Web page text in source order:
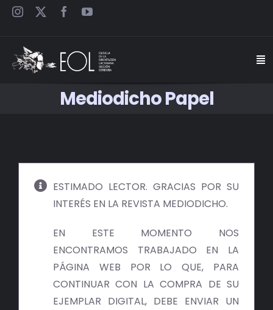
Saltar
JORNADAS
Mediodicho Papel
ESTIMADO LECTOR. GRACIAS POR SU
INTERÉS EN LA REVISTA MEDIODICHO.
EN ESTE MOMENTO NOS
ENCONTRAMOS TRABAJADO EN LA
PÁGINA WEB POR LO QUE, PARA
CONTINUAR CON LA COMPRA DE SU
EJEMPLAR DIGITAL, DEBE ENVIAR UN